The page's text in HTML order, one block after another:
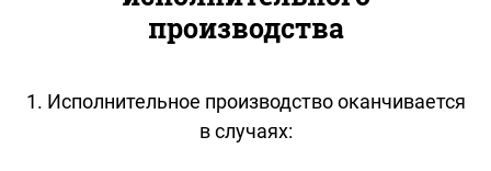
производства
1. Исполнительное производство оканчивается
в случаях: